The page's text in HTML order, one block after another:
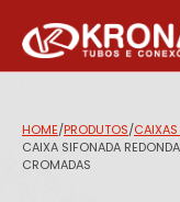
HOME/PRODUTOS/
CAIXA SIFONADA
CROMADAS